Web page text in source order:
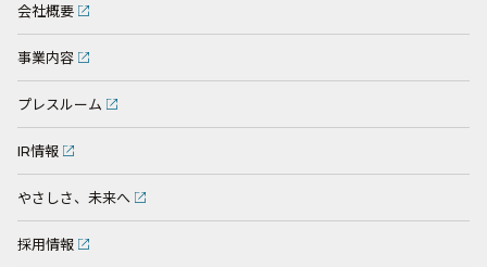
会社概要
事業内容
プレスルーム
IR情報
やさしさ、未来へ
採用情報